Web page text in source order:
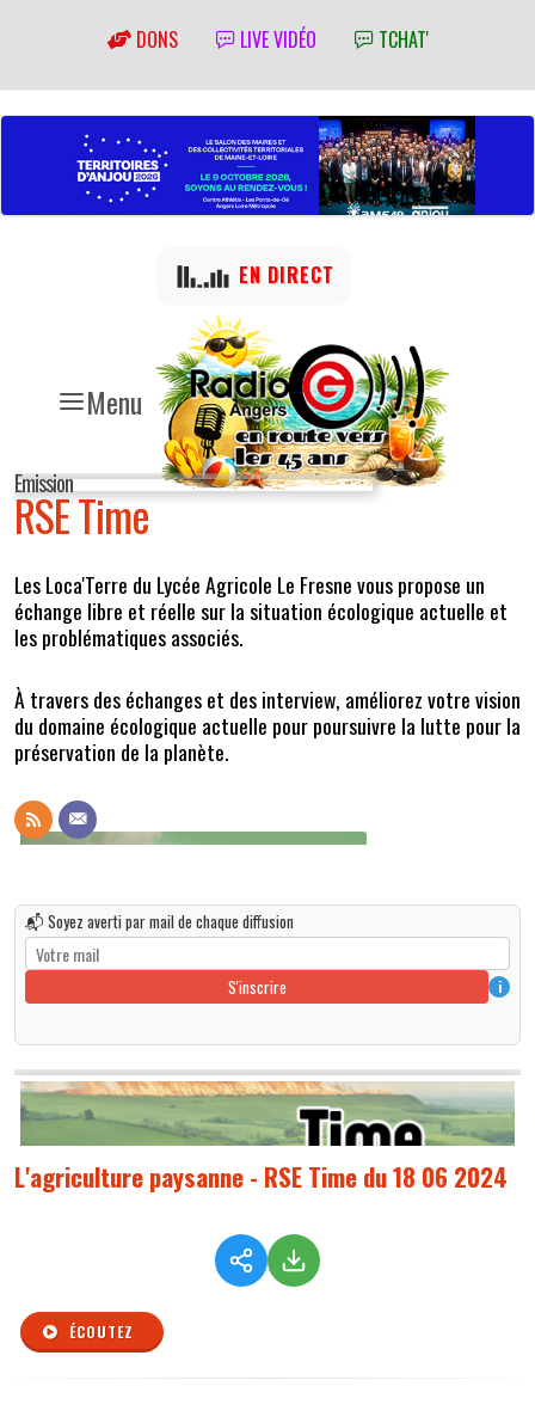
DONS LIVE VIDÉO TCHAT'
Menu
EN DIRECT
Emission
RSE Time
Les Loca'Terre du Lycée Agricole Le Fresne vous propose un
échange libre et réelle sur la situation écologique actuelle et
les problématiques associés.
À travers des échanges et des interview, améliorez votre vision
du domaine écologique actuelle pour poursuivre la lutte pour la
préservation de la planète.
📬 Soyez averti par mail de chaque diffusion
S'inscrire i
L'agriculture paysanne - RSE Time du 18 06 2024
ÉCOUTEZ